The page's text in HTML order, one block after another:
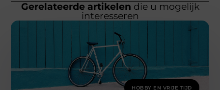
Gerelateerde artikelen die u mogelijk
interesseren
HOBBY EN VRIJE TIJD